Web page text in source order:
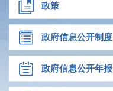
政策
政府信息公开制度
政府信息公开年报